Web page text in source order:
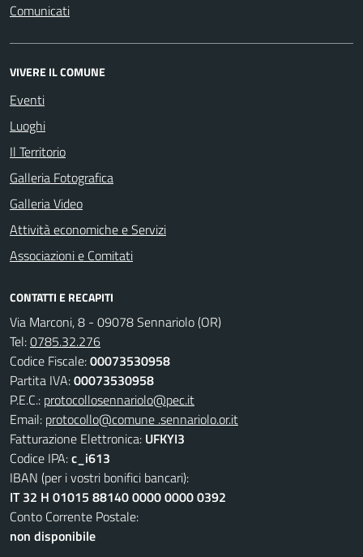
Comunicati
VIVERE IL COMUNE
Eventi
Luoghi
Il Territorio
Galleria Fotografica
Galleria Video
Attività economiche e Servizi
Associazioni e Comitati
CONTATTI E RECAPITI
Via Marconi, 8 - 09078 Sennariolo (OR)
Tel:0785.32.276
Codice Fiscale:00073530958
Partita IVA:00073530958
P.E.C.: protocollosennariolo@pec.it
Email: protocollo@comune .sennariolo.or.it
Fatturazione Elettronica: UFKYI3
Codice IPA:c_i613
IBAN (per i vostri bonifici bancari):
IT 32 H 01015 88140 0000 0000 0392
Conto Corrente Postale:
non disponibile